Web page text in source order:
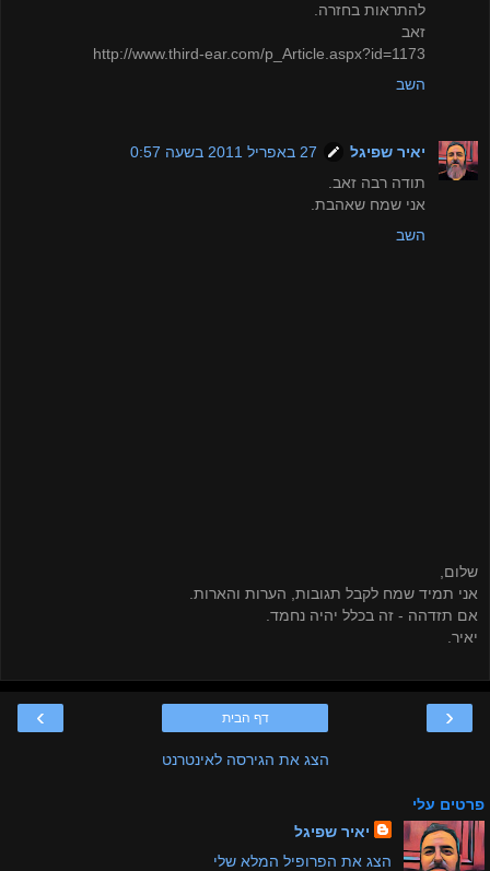
להתראות בחזרה.
זאב
http://www.third-ear.com/p_Article.aspx?id=1173
השב
יאיר שפיגל
27 באפריל 2011 בשעה 0:57
תודה רבה זאב.
אני שמח שאהבת.
השב
שלום,
אני תמיד שמח לקבל תגובות, הערות והארות.
אם תזדהה - זה בכלל יהיה נחמד.
יאיר.
‹
› דף הבית
הצג את הגירסה לאינטרנט
פרטים עלי
יאיר שפיגל
הצג את הפרופיל המלא שלי